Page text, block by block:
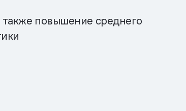
повышение среднего